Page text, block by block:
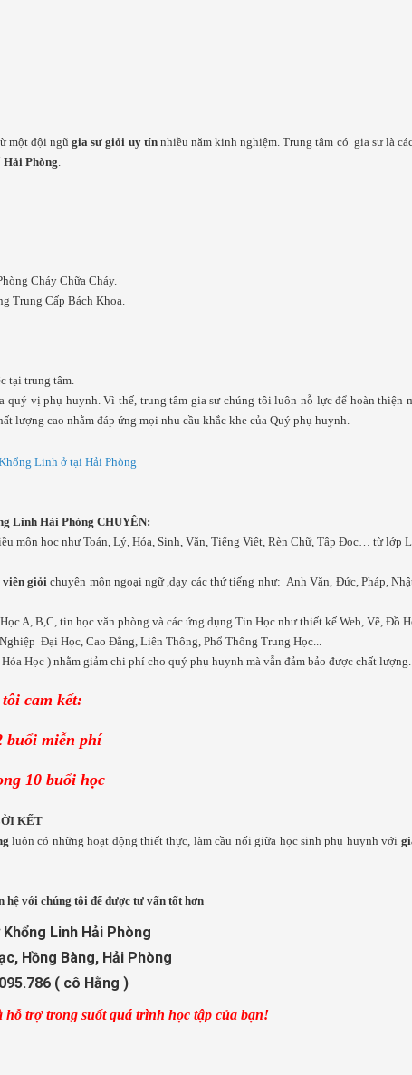
một đội ngũgia sư giỏi uy tínnhiều năm kinh nghiệm. Trung tâm có gia sư là
Hải Phòng.
Cháy Chữa Cháy.
Trung Cấp Bách Khoa.
tại trung tâm.
quý vị phụ huynh. Vì thế, trung tâm gia sư chúng tôi luôn nỗ lực để hoàn thiện
lượng cao nhằm đáp ứng mọi nhu cầu khắc khe của Quý phụ huynh.
Linh Hải Phòng CHUYÊN:
môn học như Toán, Lý, Hóa, Sinh, Văn, Tiếng Việt, Rèn Chữ, Tập Đọc… từ lớp
viên giỏi chuyên môn ngoại ngữ ,dạy các thứ tiếng như: Anh Văn, Đức, Pháp,
A, B,C, tin học văn phòng và các ứng dụng Tin Học như thiết kế Web, Vẽ, Đồ
Đại Học, Cao Đẳng, Liên Thông, Phổ Thông Trung Học...
Học ) nhằm giảm chi phí cho quý phụ huynh mà vẫn đảm bảo được chất lượng.
cam kết:
buổi miễn phí
10 buổi học
KẾT
luôn có những hoạt động thiết thực, làm cầu nối giữa học sinh phụ huynh với
với chúng tôi để được tư vấn tốt hơn
Linh Hải Phòng
Hồng Bàng, Hải Phòng
( cô Hằng )
trợ trong suốt quá trình học tập của bạn!